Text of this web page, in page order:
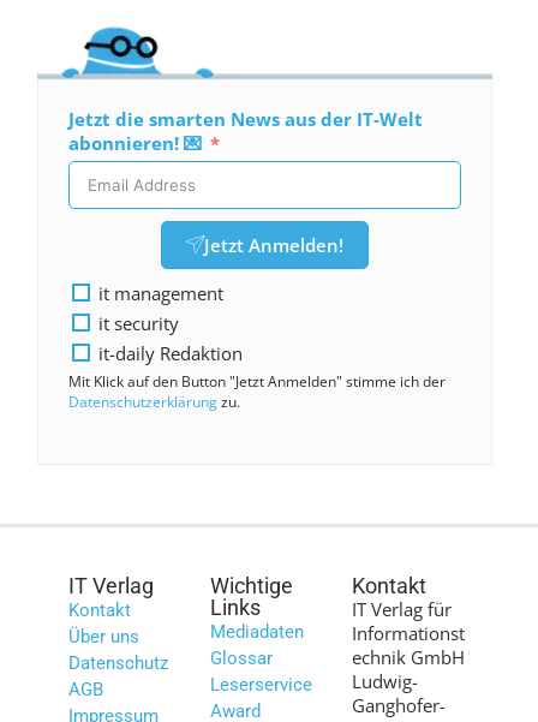
Jetzt die smarten News aus der IT-Welt
abonnieren! 💌
Jetzt Anmelden!
it management
it security
it-daily Redaktion
Mit Klick auf den Button "Jetzt Anmelden" stimme ich der
Datenschutzerklärungzu.
IT Verlag
Kontakt
Über uns
Datenschutz
AGB
Impressum
Wichtige
Links
Mediadaten
Glossar
Leserservice
Award
Kontakt
IT Verlag für
Informationst
echnik GmbH
Ludwig-
Ganghofer-